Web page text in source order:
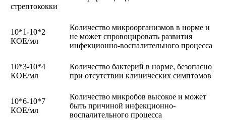
стрептококки
10*1-10*2
КОЕ/мл
Количество микроорганизмов в норме и
не может спровоцировать развития
инфекционно-воспалительного процесса
10*3-10*4
КОЕ/мл
Количество бактерий в норме, безопасно
при отсутствии клинических симптомов
10*6-10*7
КОЕ/мл
Количество микробов высокое и может
быть причиной инфекционно-
воспалительного процесса